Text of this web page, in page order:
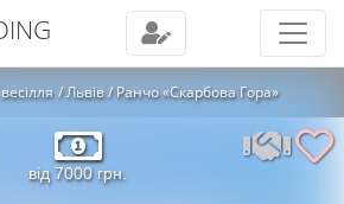
Львів Ранчо «Скарбова Гора»
від 7000 грн.